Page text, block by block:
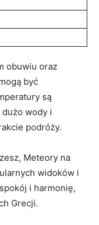
obuwiu oraz
być
są
wody i
podróży.
Meteory na
widoków i
i harmonię,
Grecji.